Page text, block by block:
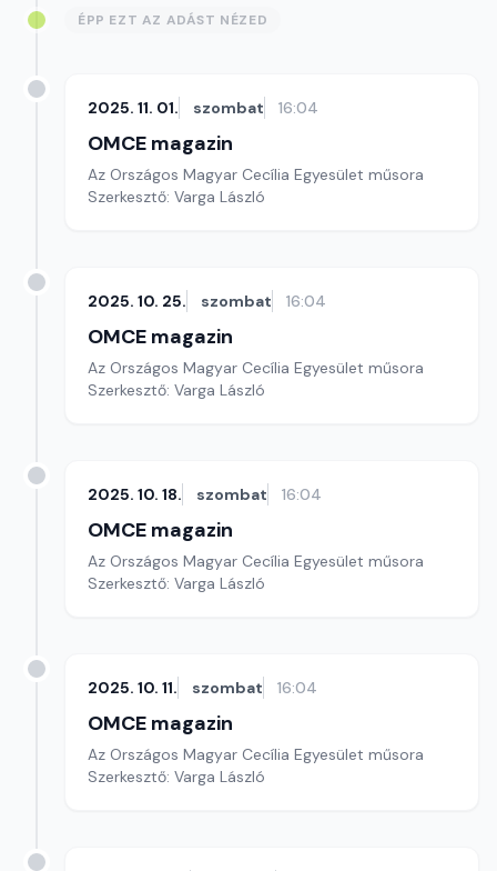
ÉPP EZT AZ ADÁST NÉZED
2025. 11. 01. szombat 16:04
OMCE magazin
Az Országos Magyar Cecília Egyesület műsora
Szerkesztő: Varga László
2025. 10. 25. szombat 16:04
OMCE magazin
Az Országos Magyar Cecília Egyesület műsora
Szerkesztő: Varga László
2025. 10. 18. szombat 16:04
OMCE magazin
Az Országos Magyar Cecília Egyesület műsora
Szerkesztő: Varga László
2025. 10. 11. szombat 16:04
OMCE magazin
Az Országos Magyar Cecília Egyesület műsora
Szerkesztő: Varga László